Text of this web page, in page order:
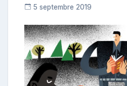
5 septembre 2019
e
p
s
t
e